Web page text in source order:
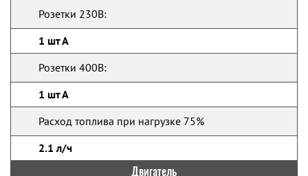
Розетки 230В:
1 шт А
Розетки 400В:
1 шт А
Расход топлива при нагрузке 75%
2.1 л/ч
Двигатель